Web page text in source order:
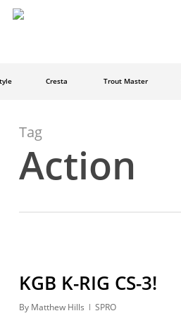
Skip
Cresta Trout Master
Tag
Action
KGB K-RIG CS-3!
By Matthew Hills SPRO